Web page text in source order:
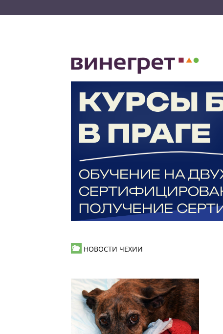
НОВОСТИ ЧЕХИИ